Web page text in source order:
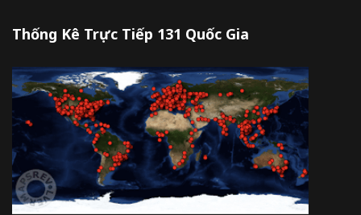
Thống Kê Trực Tiếp 131 Quốc Gia